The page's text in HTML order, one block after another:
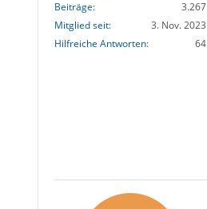
Beiträge
3.267
Mitglied seit
3. Nov. 2023
Hilfreiche Antworten
64